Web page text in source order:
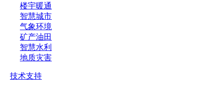
楼宇暖通
智慧城市
气象环境
矿产油田
智慧水利
地质灾害
技术支持